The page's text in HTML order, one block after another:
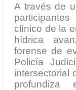
A través de
clínico de la
hídrica
forense de
Policía
intersectorial
profundiza